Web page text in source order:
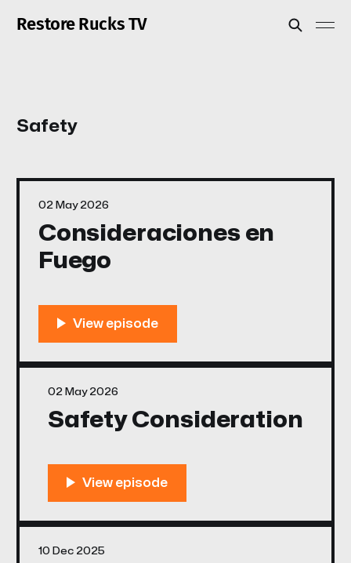
Restore Rucks TV
Safety
Consideraciones en
Fuego
02 May 2026
Safety Consideration
02 May 2026
10 Dec 2025